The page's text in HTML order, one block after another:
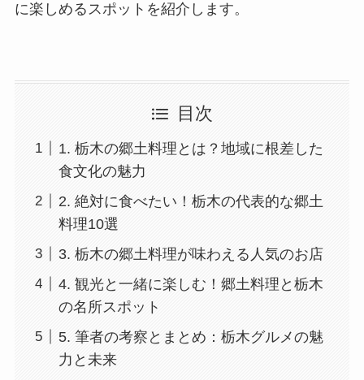
に楽しめるスポットを紹介します。
目次
1. 栃木の郷土料理とは？地域に根差した
食文化の魅力
2. 絶対に食べたい！栃木の代表的な郷土
料理10選
3. 栃木の郷土料理が味わえる人気のお店
4. 観光と一緒に楽しむ！郷土料理と栃木
の名所スポット
5. 筆者の考察とまとめ：栃木グルメの魅
力と未来